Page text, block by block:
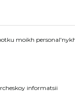
moikh
informatsii
знаете, какое